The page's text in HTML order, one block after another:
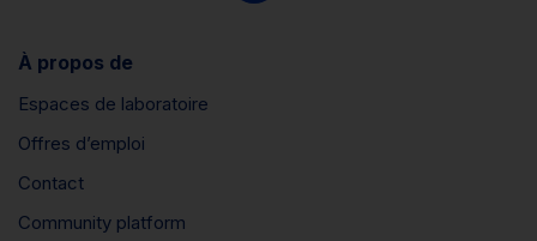
À propos de
Espaces de laboratoire
Offres d’emploi
Contact
Community platform